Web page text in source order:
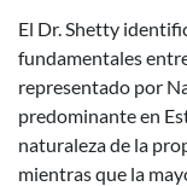
El Dr. Shetty
fundamentales
representado por
predominante en
naturaleza de la
mientras que la